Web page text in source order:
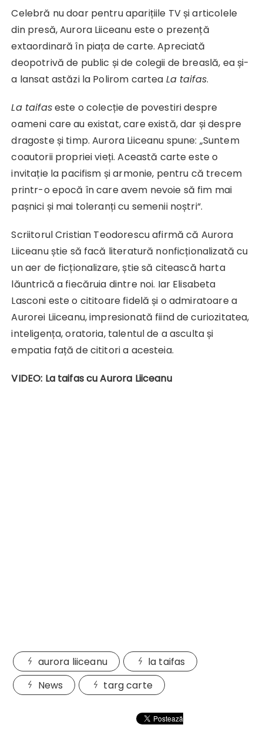
Celebră nu doar pentru aparițiile TV și articolele
din presă, Aurora Liiceanu este o prezență
extaordinară în piața de carte. Apreciată
deopotrivă de public și de colegii de breaslă, ea și-
a lansat astăzi la Polirom cartea La taifas.
La taifaseste o colecție de povestiri despre
oameni care au existat, care există, dar și despre
dragoste și timp. Aurora Liiceanu spune: „Suntem
coautorii propriei vieți. Această carte este o
invitație la pacifism și armonie, pentru că trecem
printr-o epocă în care avem nevoie să fim mai
pașnici și mai toleranți cu semenii noștri“.
Scriitorul Cristian Teodorescu afirmă că Aurora
Liiceanu știe să facă literatură nonficționalizată cu
un aer de ficționalizare, știe să citească harta
lăuntrică a fiecăruia dintre noi. Iar Elisabeta
Lasconi este o cititoare fidelă și o admiratoare a
Aurorei Liiceanu, impresionată fiind de curiozitatea,
inteligența, oratoria, talentul de a asculta și
empatia față de cititori a acesteia.
VIDEO: La taifas cu Aurora Liiceanu
aurora liiceanu
la taifas
News
targ carte